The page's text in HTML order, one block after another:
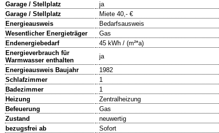
Garage / Stellplatz
ja
Garage / Stellplatz
Miete 40,- €
Energieausweis
Bedarfsausweis
Wesentlicher Energieträger
Gas
Endenergiebedarf
45 kWh / (m²*a)
Energieverbrauch für
Warmwasser enthalten
ja
Energieausweis Baujahr
1982
Schlafzimmer
1
Badezimmer
1
Heizung
Zentralheizung
Befeuerung
Gas
Zustand
neuwertig
bezugsfrei ab
Sofort